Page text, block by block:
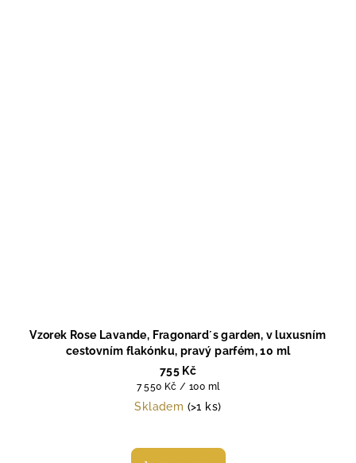
Vzorek Rose Lavande, Fragonard´s garden, v luxusním
cestovním flakónku, pravý parfém, 10 ml
755 Kč
Měrná
cena:
7 550 Kč / 100 ml
Skladem (>1 ks)